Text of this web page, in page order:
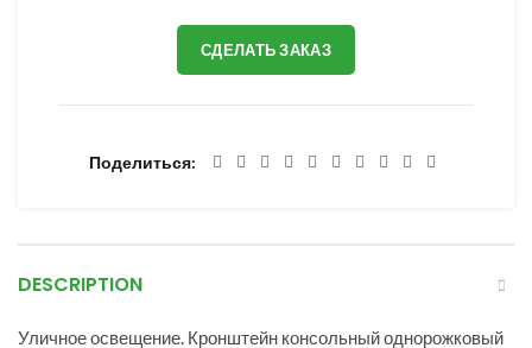
СДЕЛАТЬ ЗАКАЗ
Поделиться
DESCRIPTION
Уличное освещение. Кронштейн консольный однорожковый